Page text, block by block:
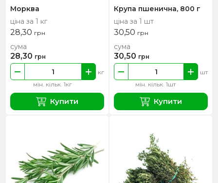
Морква
ціна за 1 кг
28,30 грн
мін. кільк. 1кг
кг
сума
28,30 грн
Купити
Крупа пшенична, 800 г
ціна за 1 шт
30,50 грн
мін. кільк. 1шт
шт
сума
30,50 грн
Купити